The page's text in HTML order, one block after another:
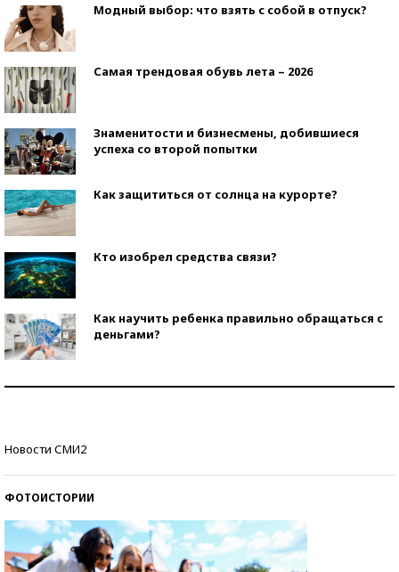
Модный выбор: что взять с собой в отпуск?
Самая трендовая обувь лета – 2026
Знаменитости и бизнесмены, добившиеся
успеха со второй попытки
Как защититься от солнца на курорте?
Кто изобрел средства связи?
Как научить ребенка правильно обращаться с
деньгами?
Новости СМИ2
ФОТОИСТОРИИ